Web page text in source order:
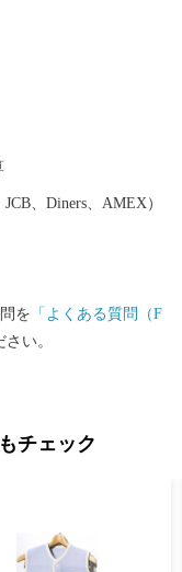
隣接しています。西
、Diners、AMEX）
を 「よくある質問（F
い。
チェック